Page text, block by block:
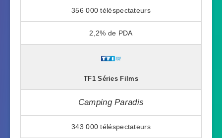
356 000
2,2%
TF1 Séries Films
Camping Paradis
343 000